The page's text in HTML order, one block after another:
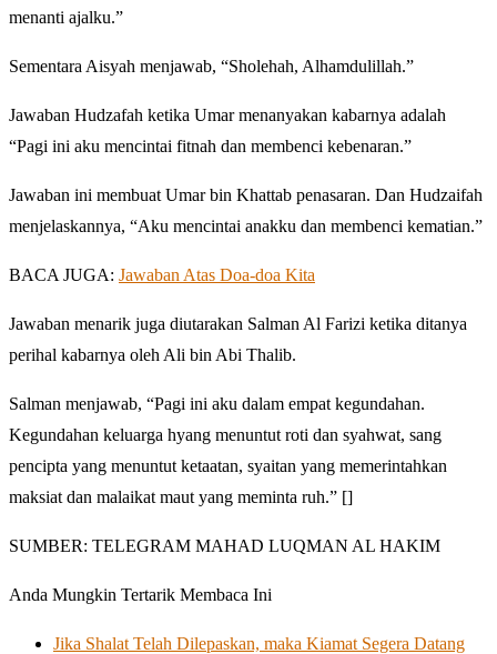
menanti ajalku.”
Sementara Aisyah menjawab, “Sholehah, Alhamdulillah.”
Jawaban Hudzafah ketika Umar menanyakan kabarnya adalah
“Pagi ini aku mencintai fitnah dan membenci kebenaran.”
Jawaban ini membuat Umar bin Khattab penasaran. Dan Hudzaifah
menjelaskannya, “Aku mencintai anakku dan membenci kematian.”
BACA JUGA: Jawaban Atas Doa-doa Kita
Jawaban menarik juga diutarakan Salman Al Farizi ketika ditanya
perihal kabarnya oleh Ali bin Abi Thalib.
Salman menjawab, “Pagi ini aku dalam empat kegundahan.
Kegundahan keluarga hyang menuntut roti dan syahwat, sang
pencipta yang menuntut ketaatan, syaitan yang memerintahkan
maksiat dan malaikat maut yang meminta ruh.” []
SUMBER: TELEGRAM MAHAD LUQMAN AL HAKIM
Anda Mungkin Tertarik Membaca Ini
Jika Shalat Telah Dilepaskan, maka Kiamat Segera Datang